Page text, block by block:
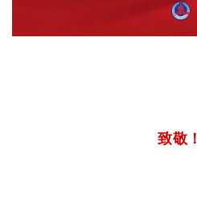
致敬！